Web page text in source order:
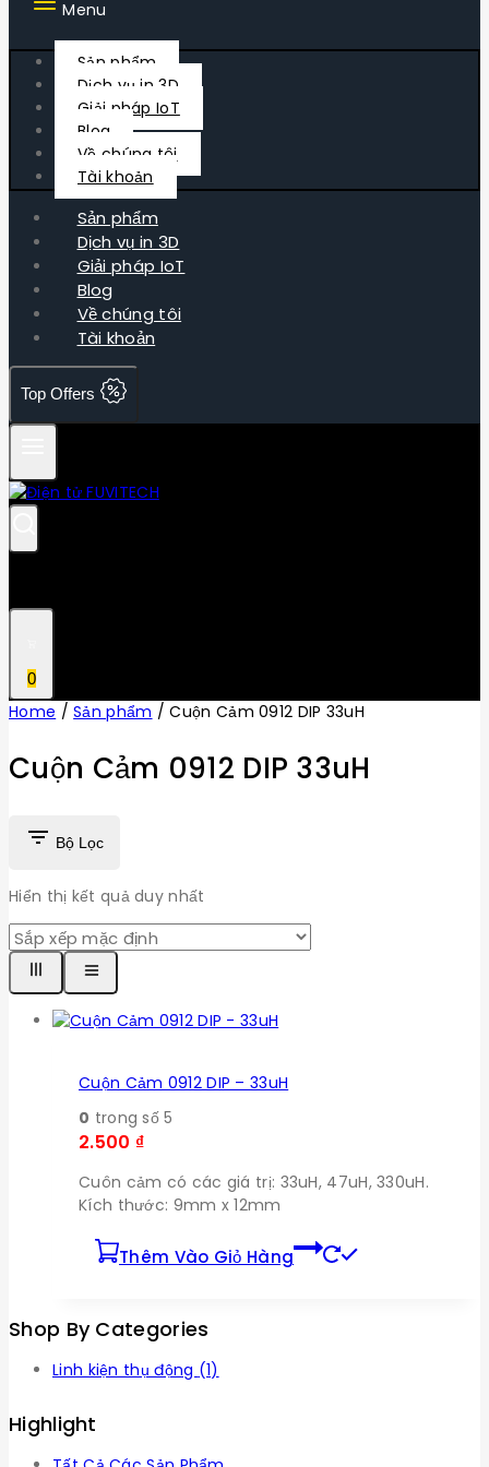
Menu
Sản phẩm
Dịch vụ in 3D
Giải pháp IoT
Blog
Về chúng tôi
Tài khoản
Sản phẩm
Dịch vụ in 3D
Giải pháp IoT
Blog
Về chúng tôi
Tài khoản
Top Offers
0
Home / Sản phẩm / Cuộn Cảm 0912 DIP 33uH
Cuộn Cảm 0912 DIP 33uH
Bộ Lọc
Hiển thị kết quả duy nhất
Cuộn Cảm 0912 DIP – 33uH
0 trong số 5
2.500 ₫
Cuôn cảm có các giá trị: 33uH, 47uH, 330uH.
Kích thước: 9mm x 12mm
Thêm Vào Giỏ Hàng
Shop By Categories
Linh kiện thụ động (1)
Highlight